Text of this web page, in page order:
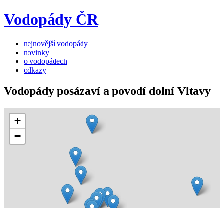
Vodopády ČR
nejnovější vodopády
novinky
o vodopádech
odkazy
Vodopády posázaví a povodí dolní Vltavy
+
−